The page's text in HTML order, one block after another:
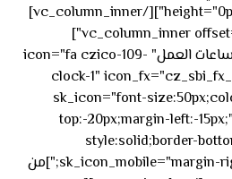
height="0px" height_tablet="50px"][/vc_column_inner]
[vc_column_inner offset="vc_col-md-4"]
[cz_service_box title="ساعات العمل" icon="fa czico-109-
clock-1"
sk_icon="font-
top:-20px;margin-left:-
style:solid;border-
sk_icon_mobile="margin-right:0px;margin-left:0px;"]من